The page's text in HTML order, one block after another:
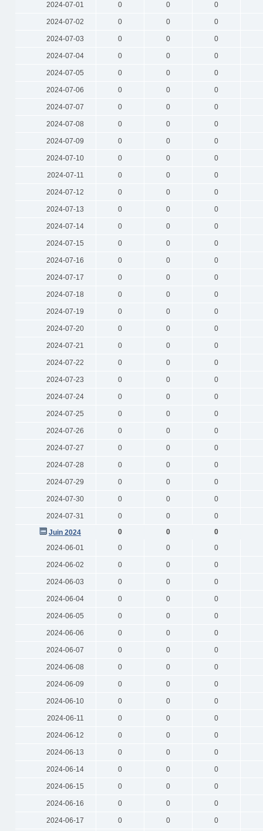
2024-07-01
0 0 0
2024-07-02 0 0 0
2024-07-03 0 0 0
2024-07-04 0 0 0
2024-07-05 0 0 0
2024-07-06 0 0 0
2024-07-07 0 0 0
2024-07-08 0 0 0
2024-07-09 0 0 0
2024-07-10 0 0 0
2024-07-11 0 0 0
2024-07-12 0 0 0
2024-07-13 0 0 0
2024-07-14 0 0 0
2024-07-15 0 0 0
2024-07-16 0 0 0
2024-07-17 0 0 0
2024-07-18 0 0 0
2024-07-19 0 0 0
2024-07-20 0 0 0
2024-07-21 0 0 0
2024-07-22 0 0 0
2024-07-23 0 0 0
2024-07-24 0 0 0
2024-07-25 0 0 0
2024-07-26 0 0 0
2024-07-27 0 0 0
2024-07-28 0 0 0
2024-07-29 0 0 0
2024-07-30 0 0 0
2024-07-31 0 0
0
Juin 2024
0 0
0
2024-06-01
0 0 0
2024-06-02 0 0 0
2024-06-03 0 0 0
2024-06-04 0 0 0
2024-06-05 0 0 0
2024-06-06 0 0 0
2024-06-07 0 0 0
2024-06-08 0 0 0
2024-06-09 0 0 0
2024-06-10 0 0 0
2024-06-11 0 0 0
2024-06-12 0 0 0
2024-06-13 0 0 0
2024-06-14 0 0 0
2024-06-15 0 0 0
2024-06-16 0 0 0
2024-06-17 0 0 0